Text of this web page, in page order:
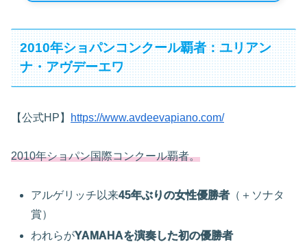
2010年ショパンコンクール覇者：ユリアン
ナ・アヴデーエワ
【公式HP】 https://www.avdeevapiano.com/
2010年ショパン国際コンクール覇者。
アルゲリッチ以来45年ぶりの女性優勝者（＋ソナタ
賞）
われらがYAMAHAを演奏した初の優勝者